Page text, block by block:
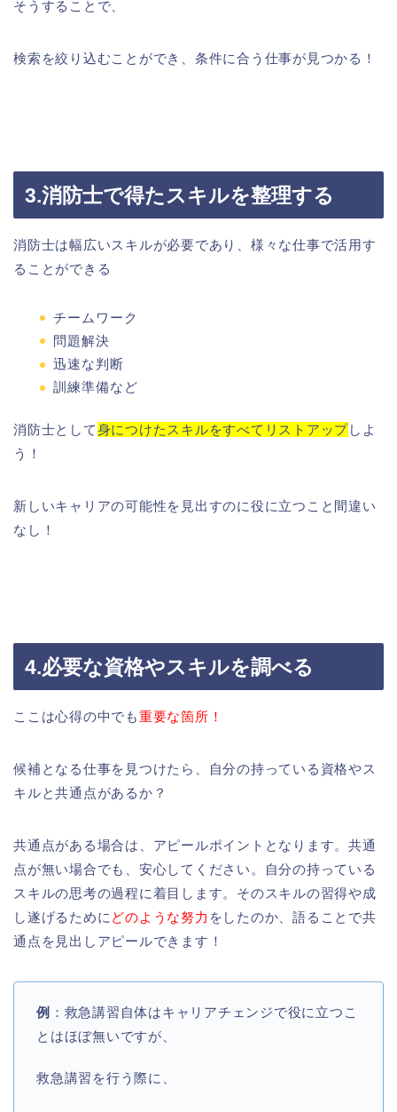
そうすることで、
検索を絞り込むことができ、条件に合う仕事が見つかる！
3.消防士で得たスキルを整理する
消防士は幅広いス キルが必要であり、様々な仕事で活用す
ることができる
チームワーク
問題解決
迅速な判断
訓練準備など
消防士として身につけたスキルをすべてリストアップしよ
う！
新しいキャリアの可能性を見出すのに役に立つこと間違い
なし！
4.必要な資格やスキルを調べる
ここは心得の中でも重要な箇所！
候補となる仕事を見つけたら、自分の持っている資格やス
キルと共通点があるか？
共通点がある場合は、アピールポイントとなります。共通
点が無い場合でも、安心してください。自分の持っている
スキルの思考の過程に着目します。そのスキルの習得や成
し遂げるために どのような努力 をしたのか、語ることで共
通点を見出しアピールできます！
例 ：救急講習自体はキャリアチェンジで役に立つこ
とはほぼ無いですが、
救急講習を行う際に、